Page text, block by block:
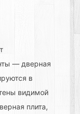
— дверная
в
видимой
плита,